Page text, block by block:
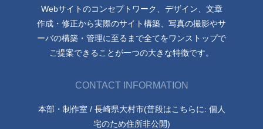
Webサイトのコンセプトワーク、デザイン、文章
作成・修正から実際のサイト構築、写真の撮影やサ
ーバの構築・管理に至るまで全てをワンストップで
ご提案できることが一つの大きな特徴です。
CONTACT INFORMATION
本部・制作室 / 長崎県大村市(普段はこちらに: 個人
宅のため住所非公開)